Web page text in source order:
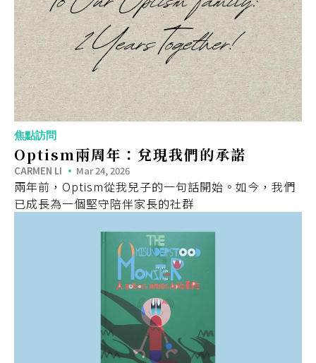
焦點訪問
Optism兩周年：兌現我們的承諾
CARMEN LI Mar 24, 2026
兩年前，Optism從我兒子的一句話開始。如今，我們
已成長為一個堅守陪伴家長的社群